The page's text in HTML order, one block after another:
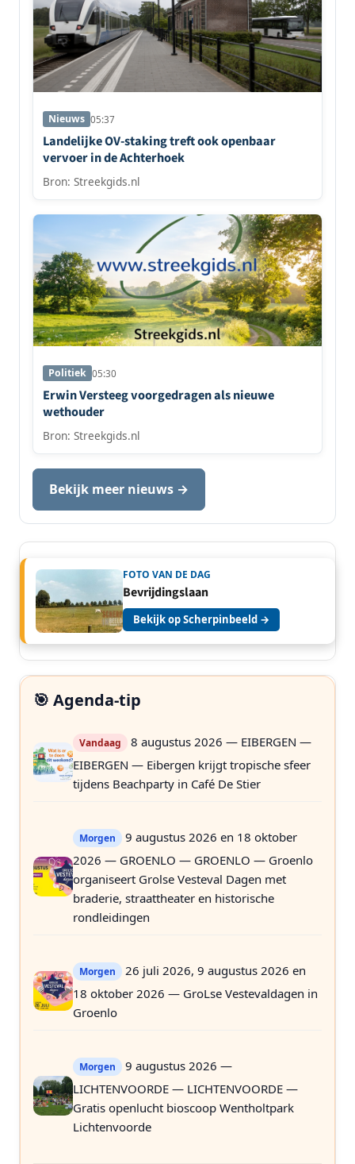
Nieuws 05:37
Landelijke OV-staking treft ook openbaar
vervoer in de Achterhoek
Bron: Streekgids.nl
Politiek 05:30
Erwin Versteeg voorgedragen als nieuwe
wethouder
Bron: Streekgids.nl
Bekijk meer nieuws →
FOTO VAN DE DAG
Bevrijdingslaan
Bekijk op Scherpinbeeld →
🎯 Agenda-tip
Vandaag
8 augustus 2026 — EIBERGEN —
EIBERGEN — Eibergen krijgt tropische sfeer
tijdens Beachparty in Café De Stier
Morgen
9 augustus 2026 en 18 oktober
2026 — GROENLO — GROENLO — Groenlo
organiseert Grolse Vesteval Dagen met
braderie, straattheater en historische
rondleidingen
Morgen
26 juli 2026, 9 augustus 2026 en
18 oktober 2026 — GroLse Vestevaldagen in
Groenlo
Morgen
9 augustus 2026 —
LICHTENVOORDE — LICHTENVOORDE —
Gratis openlucht bioscoop Wentholtpark
Lichtenvoorde